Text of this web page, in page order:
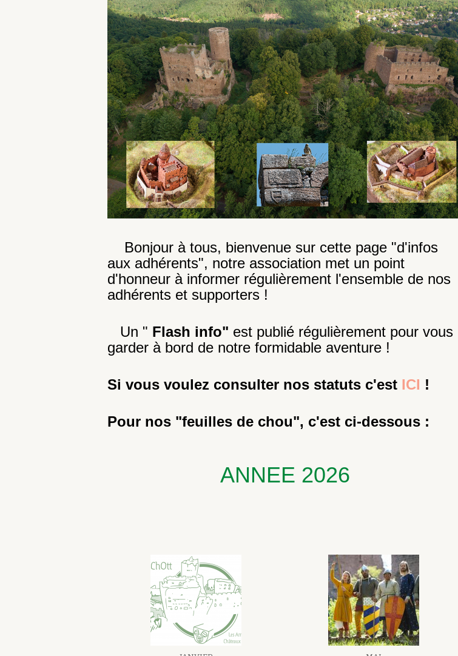
Bonjour à tous, bienvenue sur cette page "d'infos
aux adhérents", notre association met un point
d'honneur à informer régulièrement l'ensemble de nos
adhérents et supporters !
Un " Flash info" est publié régulièrement pour vous
garder à bord de notre formidable aventure !
Si vous voulez consulter nos statuts c'est ICI !
Pour nos "feuilles de chou", c'est ci-dessous :
ANNEE 2026